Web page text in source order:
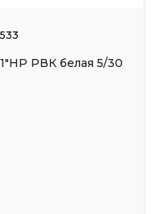
РВК белая 5/30